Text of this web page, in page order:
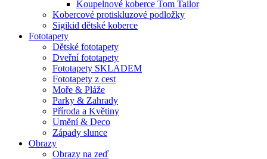
Koupelnové koberce Tom Tailor
Kobercové protiskluzové podložky
Sigikid dětské koberce
Fototapety
Dětské fototapety
Dveřní fototapety
Fototapety SKLADEM
Fototapety z cest
Moře & Pláže
Parky & Zahrady
Příroda a Květiny
Umění & Deco
Západy slunce
Obrazy
Obrazy na zeď